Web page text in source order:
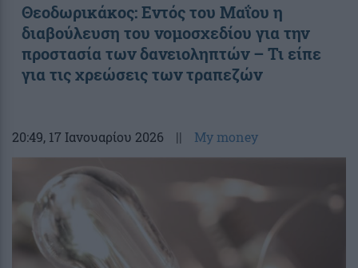
Θεοδωρικάκος: Εντός του Μαΐου η
διαβούλευση του νομοσχεδίου για την
προστασία των δανειοληπτών – Τι είπε
για τις χρεώσεις των τραπεζών
20:49, 17 Ιανουαρίου 2026 || My money